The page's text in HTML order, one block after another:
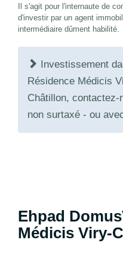
Il s'agit pour l'internaute de
d'investir par un agent
intermédiaire dûment habilité.
Investissement
Résidence Médicis
Châtillon, contactez-
non surtaxé - ou
Ehpad
Médicis Viry-